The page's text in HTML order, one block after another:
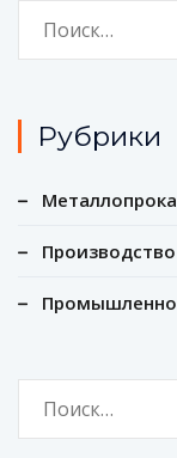
Рубрики
Производство